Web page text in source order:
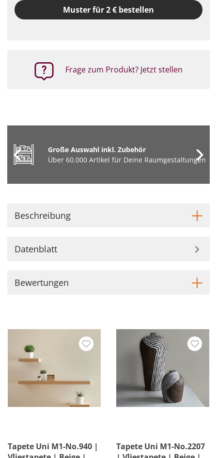
Muster für 2 € bestellen
Frage zum Produkt? Jetzt stellen
Große Auswahl inkl. Zubehör
Über 60.000 Artikel für Deine Raumgestaltungen
Beschreibung
Datenblatt
Bewertungen
Tapete Uni M1-No.940 |
Tapete Uni M1-No.2207